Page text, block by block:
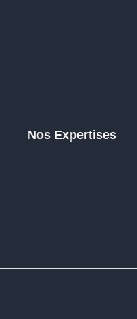
Nos Expertises